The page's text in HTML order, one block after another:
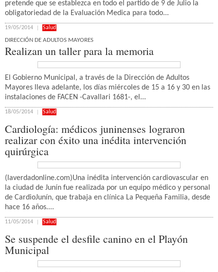
pretende que se establezca en todo el partido de 9 de Julio la
obligatoriedad de la Evaluación Medica para todo...
19/05/2014 Salud
DIRECCIÓN DE ADULTOS MAYORES
Realizan un taller para la memoria
El Gobierno Municipal, a través de la Dirección de Adultos
Mayores lleva adelante, los días miércoles de 15 a 16 y 30 en las
instalaciones de FACEN -Cavallari 1681-, el...
18/05/2014 Salud
Cardiología: médicos juninenses lograron
realizar con éxito una inédita intervención
quirúrgica
(laverdadonline.com)Una inédita intervención cardiovascular en
la ciudad de Junín fue realizada por un equipo médico y personal
de CardioJunín, que trabaja en clínica La Pequeña Familia, desde
hace 16 años....
11/05/2014 Salud
Se suspende el desfile canino en el Playón
Municipal